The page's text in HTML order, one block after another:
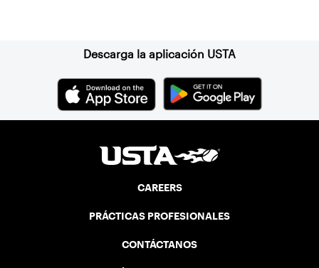
spectators.Descarga la aplicación USTA
CAREERS
PRÁCTICAS PROFESIONALES
CONTÁCTANOS